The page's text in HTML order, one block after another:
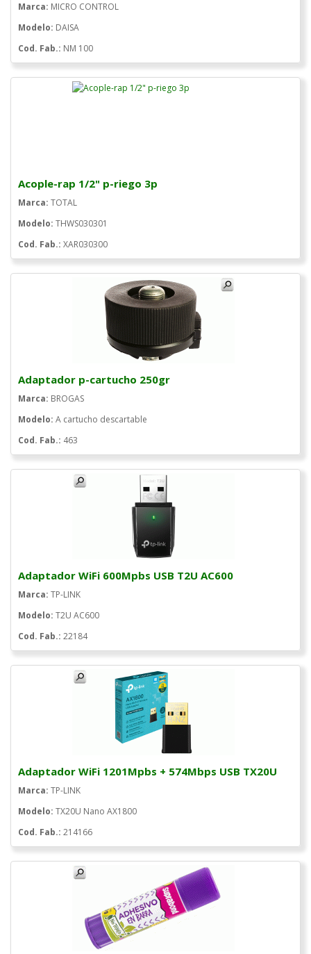
Marca: MICRO CONTROL
Modelo: DAISA
Cod. Fab.: NM 100
Acople-rap 1/2" p-riego 3p
Marca: TOTAL
Modelo: THWS030301
Cod. Fab.: XAR030300
Adaptador p-cartucho 250gr
Marca: BROGAS
Modelo: A cartucho descartable
Cod. Fab.: 463
Adaptador WiFi 600Mpbs USB T2U AC600
Marca: TP-LINK
Modelo: T2U AC600
Cod. Fab.: 22184
Adaptador WiFi 1201Mpbs + 574Mbps USB TX20U
Marca: TP-LINK
Modelo: TX20U Nano AX1800
Cod. Fab.: 214166